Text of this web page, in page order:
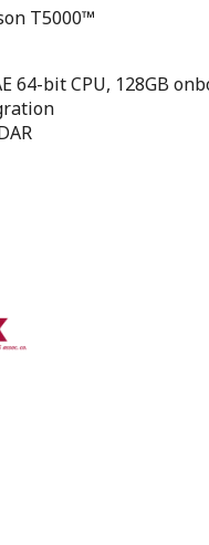
T5000™
64-bit CPU, 128GB